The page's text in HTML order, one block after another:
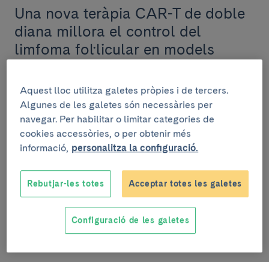
Notícies
Una nova teràpia CAR-T de doble
diana millora el control del
limfoma fol·licular en models
Un estudi liderat per investigadores del Clínic-
IDIBAPS, en el marc del Clínic
Barcelona Comprehensive Cancer Centre, ha
identificat CD70 com un ma...
RECERCA
27 de maig de 2025
THERAVLINFO
Aquest lloc utilitza galetes pròpies i de tercers.
Algunes de les galetes són necessàries per
navegar. Per habilitar o limitar categories de
cookies accessòries, o per obtenir més
informació, personalitza la configuració.
Rebutjar-les totes Acceptar totes les galetes
Configuració de les galetes